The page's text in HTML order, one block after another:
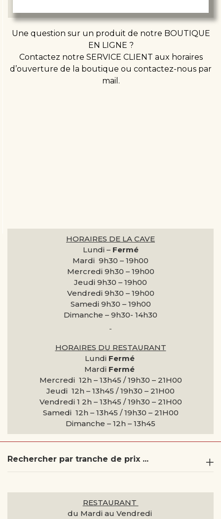
HORAIRES DE LA CAVE
Lundi – Fermé
Mardi 9h30 – 19h00
Mercredi 9h30 – 19h00
Jeudi 9h30 – 19h00
Vendredi 9h30 – 19h00
Samedi 9h30 – 19h00
Dimanche – 9h30- 14h30
HORAIRES DU RESTAURANT
Lundi Fermé
Mardi Fermé
Mercredi 12h – 13h45 / 19h30 – 21H00
Jeudi 12h – 13h45 / 19h30 – 21H00
Vendredi 1 2h – 13h45 / 19h30 – 21H00
Samedi 12h – 13h45 / 19h30 – 21H00
Dimanche – 12h – 13h45
Une question sur un produit de notre BOUTIQUE
EN LIGNE ?
Contactez notre SERVICE CLIENT aux horaires
d’ouverture de la boutique ou contactez-nous par
mail.
Rechercher par tranche de prix ...
RESTAURANT
du Mardi au Vendredi